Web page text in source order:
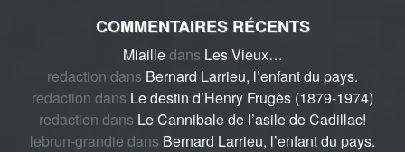
COMMENTAIRES RÉCENTS
Miailledans Les Vieux…
redaction dans Bernard Larrieu, l’enfant du pays.
redaction dans Le destin d’Henry Frugès (1879-1974)
redaction dans Le Cannibale de l’asile de Cadillac!
lebrun-grandie dans Bernard Larrieu, l’enfant du pays.